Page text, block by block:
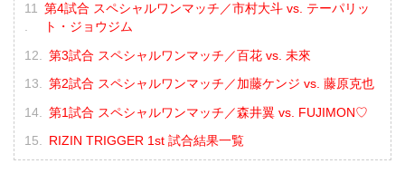
第4試合 スペシャルワンマッチ／市村大斗 vs. テーパリッ
ト・ジョウジム
第3試合 スペシャルワンマッチ／百花 vs. 未來
第2試合 スペシャルワンマッチ／加藤ケンジ vs. 藤原克也
第1試合 スペシャルワンマッチ／森井翼 vs. FUJIMON♡
RIZIN TRIGGER 1st 試合結果一覧